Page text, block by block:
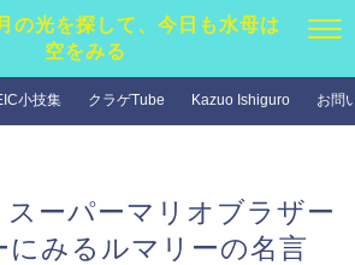
の光を探して、今日も水母は
空をみる
小技集 クラゲTube Kazuo Ishiguro お問
スーパーマリオブラザー
にみるルマリーの名言